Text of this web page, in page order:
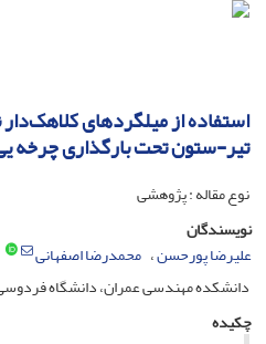
استفاده از میلگردهای
تیر-ستون تحت بارگذاری چرخه‌
نوع مقاله : پژوهشی
نویسندگان
علیرضا پورحسن محمدرضا اصفهانی
دانشکده مهندسی عمران، دانشگاه
چکیده